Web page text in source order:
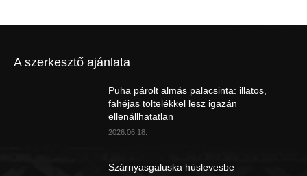
A szerkesztő ajánlata
Puha párolt almás palacsinta: illatos,
fahéjas töltelékkel lesz igazán
ellenállhatatlan
2026.06.18.
Szárnyasgaluska húslevesbe